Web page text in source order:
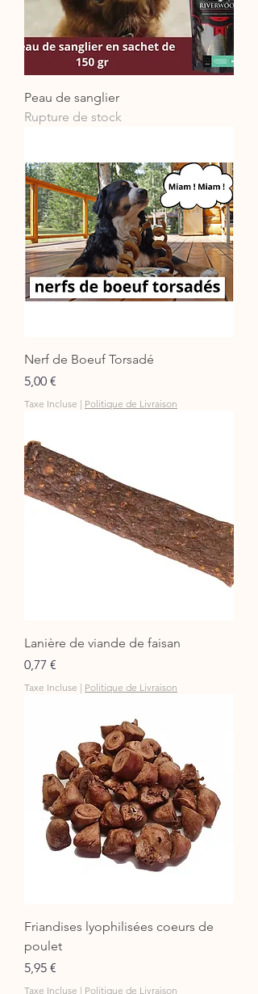
Peau de sanglier
Rupture de stock
Nerf de Boeuf Torsadé
Prix
5,00 €
Taxe Incluse | Politique de Livraison
Lanière de viande de faisan
Prix
0,77 €
Taxe Incluse | Politique de Livraison
Friandises lyophilisées coeurs de
poulet
Prix
5,95 €
Taxe Incluse | Politique de Livraison